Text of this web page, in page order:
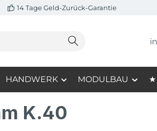
14 Tage Geld-Zurück-Garantie
HANDWERK MODULBAU ★
K.40